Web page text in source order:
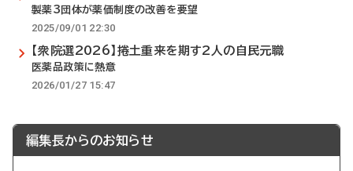
製薬3団体が薬価制度の改善を要望
2025/09/01 22:30
【衆院選2026】捲土重来を期す2人の自民元職
医薬品政策に熱意
2026/01/27 15:47
編集長からのお知らせ